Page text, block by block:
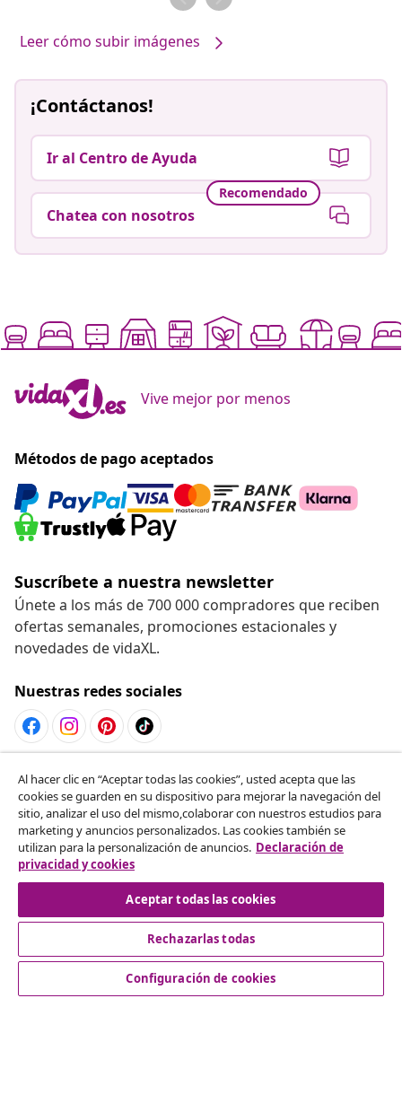
Leer cómo subir imágenes
¡Contáctanos!
Ir al Centro de Ayuda
Recomendado
Chatea con nosotros
Vive mejor por menos
Métodos de pago aceptados
Suscríbete a nuestra newsletter
Únete a los más de 700 000 compradores que reciben
ofertas semanales, promociones estacionales y
novedades de vidaXL.
Nuestras redes sociales
Desistir del contrato
Solicita la cancelación de tu pedido.
Desistir del contrato
Servicio al Cliente
Al hacer clic en “Aceptar todas las cookies”, usted acepta que las
cookies se guarden en su dispositivo para mejorar la navegación del
sitio, analizar el uso del mismo,colaborar con nuestros estudios para
marketing y anuncios personalizados. Las cookies también se
utilizan para la personalización de anuncios. Declaración de
privacidad y cookies
Aceptar todas las cookies
Rechazarlas todas
Configuración de cookies